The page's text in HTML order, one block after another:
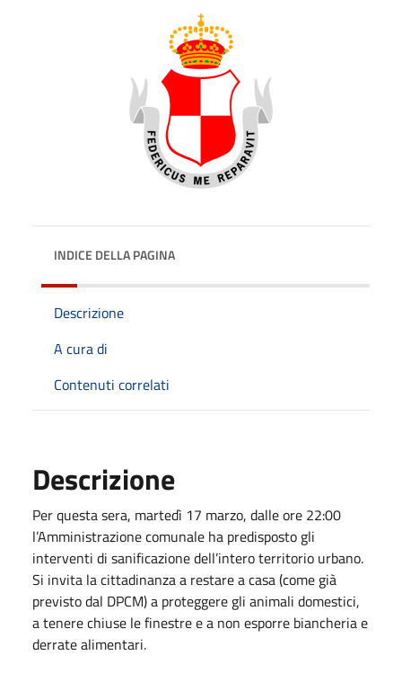
INDICE DELLA PAGINA
Descrizione
A cura di
Contenuti correlati
Descrizione
Per questa sera, martedì 17 marzo, dalle ore 22:00
l’Amministrazione comunale ha predisposto gli
interventi di sanificazione dell’intero territorio urbano.
Si invita la cittadinanza a restare a casa (come già
previsto dal DPCM) a proteggere gli animali domestici,
a tenere chiuse le finestre e a non esporre biancheria e
derrate alimentari.